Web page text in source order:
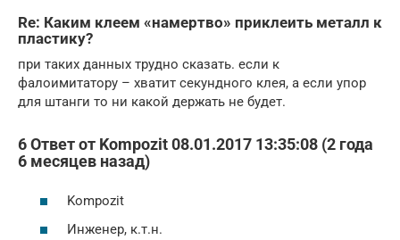
Re: Каким клеем «намертво» приклеить металл к
пластику?
при таких данных трудно сказать. если к
фалоимитатору – хватит секундного клея, а если упор
для штанги то ни какой держать не будет.
6 Ответ от Kompozit 08.01.2017 13:35:08 (2 года
6 месяцев назад)
Kompozit
Инженер, к.т.н.